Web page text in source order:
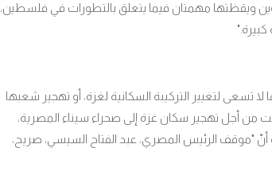
ويقظتها مهمتان فيما يتعلق بالتطورات في فلسطين،
كبيرة".
لا تسعى لتغيير التركيبة السكانية لغزة، أو تهجير شعبها
من أجل تهجير سكان غزة إلى صحراء سيناء المصرية،
"موقف الرئيس المصري، عبد الفتاح السيسي، صريح،